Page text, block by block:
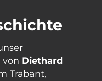
von Diethard
Trabant,